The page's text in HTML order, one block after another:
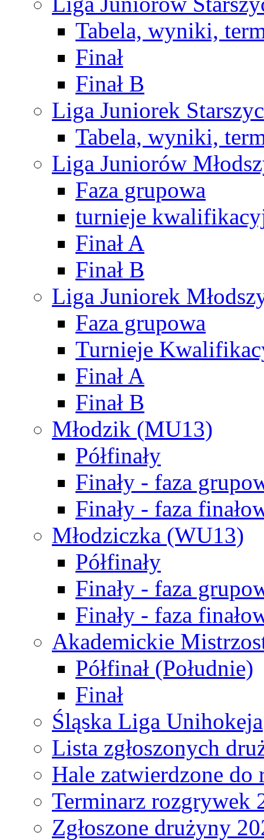
Tabela, wyniki,
Finał
Finał B
Liga Juniorek
Tabela, wyniki,
Liga Juniorów
Faza grupowa
turnieje
Finał A
Finał B
Liga Juniorek
Faza grupowa
Turnieje
Finał A
Finał B
Młodzik (MU13)
Półfinały
Finały - faza
Finały - faza
Młodziczka (WU13)
Półfinały
Finały - faza
Finały - faza
Akademickie
Półfinał (Południe)
Finał
Śląska Liga Unihokeja
Lista zgłoszonych
Hale zatwierdzone do
Terminarz rozgrywek
Zgłoszone drużyny